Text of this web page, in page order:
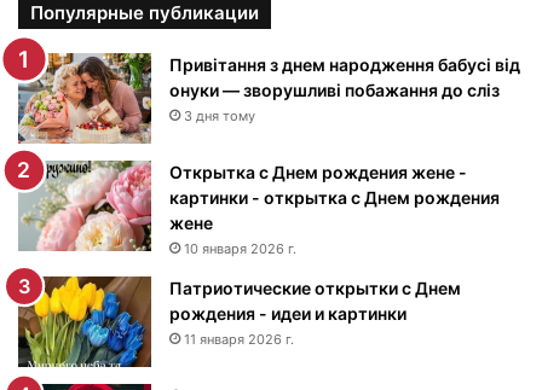
т
и
н
к
и
с
Д
н
м
р
о
ж
д
Популярные публикации
Привітання з днем народження бабусі від
онуки — зворушливі побажання до сліз
3 дня тому
Открытка с Днем рождения жене -
картинки - открытка с Днем рождения
жене
10 января 2026 г.
Патриотические открытки с Днем
рождения - идеи и картинки
11 января 2026 г.